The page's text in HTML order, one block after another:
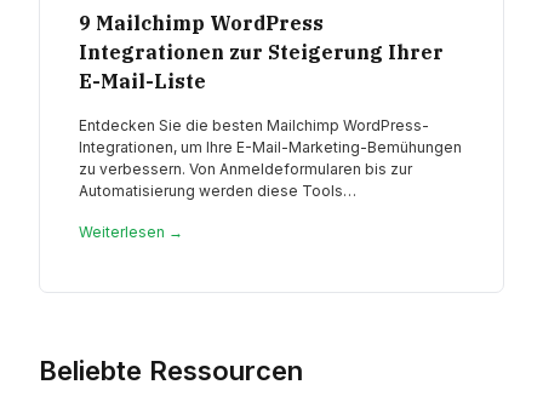
9 Mailchimp WordPress
Integrationen zur Steigerung Ihrer
E-Mail-Liste
Entdecken Sie die besten Mailchimp WordPress-
Integrationen, um Ihre E-Mail-Marketing-Bemühungen
zu verbessern. Von Anmeldeformularen bis zur
Automatisierung werden diese Tools…
Weiterlesen →
Beliebte Ressourcen